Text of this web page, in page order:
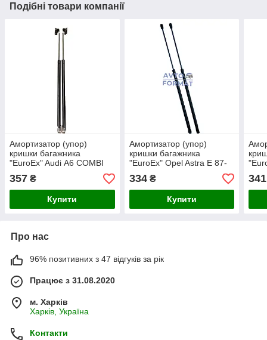
Подібні товари компанії
Амортизатор (упор)
кришки багажника
"EuroEx" Audi А6 COMBI
94-97 багажник 450N
65 cm
357 ₴
Купити
Амортизатор (упор)
кришки багажника
"EuroEx" Opel Astra E 87-
91 320N 70cm
334₴
Купити
341
Про нас
96% позитивних з 47 відгуків за рік
Працює з 31.08.2020
м. Харків
Харків, Україна
Контакти